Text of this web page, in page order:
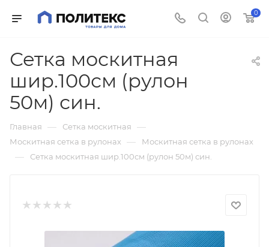
0
Сетка москитная
шир.100см (рулон
50м) син.
Главная — Сетка москитная —
Москитная сетка в рулонах — Москитная сетка в рулонах
— Сетка москитная шир.100см (рулон 50м) син.